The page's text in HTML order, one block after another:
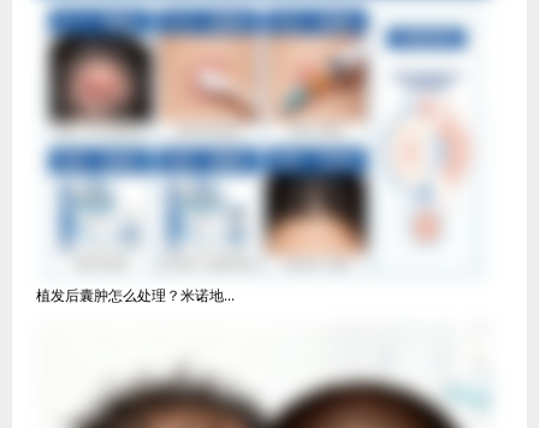
植发后囊肿怎么处理？米诺地...